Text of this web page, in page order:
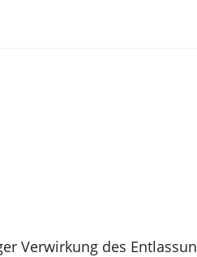
Verwirkung des